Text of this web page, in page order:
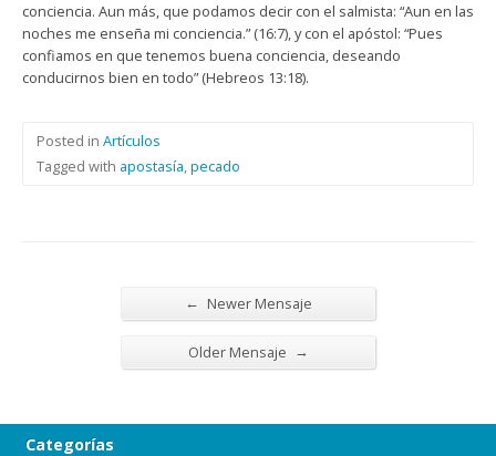
conciencia. Aun más, que podamos decir con el salmista: “Aun en las
noches me enseña mi conciencia.” (16:7), y con el apóstol: “Pues
confiamos en que tenemos buena conciencia, deseando
conducirnos bien en todo” (Hebreos 13:18).
Posted in Artículos
Tagged with apostasía,pecado
← Newer Mensaje
Older Mensaje →
Categorías